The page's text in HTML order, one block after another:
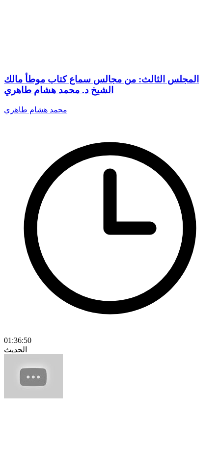
المجلس الثالث: من مجالس سماع كتاب موطأ مالك
الشيخ د. محمد هشام طاهري
محمد هشام طاهري
01:36:50
الحديث